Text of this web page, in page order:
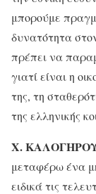
μπορούμε
δυνατότητα
πρέπει να
γιατί είναι η
της, τη
της ελληνικής
Χ.
μεταφέρω ένα
ειδικά τις